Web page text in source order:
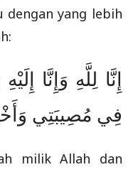
dengan yang lebih
إِنَّا لِلَّهِ وَإِنَّا
فِي مُصِيبَتِي
milik Allah dan